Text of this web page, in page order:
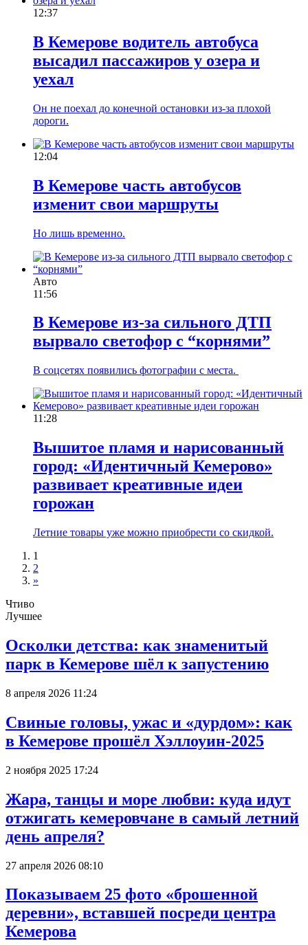
12:37
В Кемерове водитель автобуса
высадил пассажиров у озера и
уехал
Он не поехал до конечной остановки из-за плохой
дороги.
12:04
В Кемерове часть автобусов
изменит свои маршруты
Но лишь временно.
Авто
11:56
В Кемерове из-за сильного ДТП
вырвало светофор с “корнями”
В соцсетях появились фотографии с места.
11:28
Вышитое пламя и нарисованный
город: «Идентичный Кемерово»
развивает креативные идеи
горожан
Летние товары уже можно приобрести со скидкой.
1
2
»
Чтиво
Лучшее
Осколки детства: как знаменитый
парк в Кемерове шёл к запустению
8 апреля 2026 11:24
Свиные головы, ужас и «дурдом»: как
в Кемерове прошёл Хэллоуин-2025
2 ноября 2025 17:24
Жара, танцы и море любви: куда идут
отжигать кемеровчане в самый летний
день апреля?
27 апреля 2026 08:10
Показываем 25 фото «брошенной
деревни», вставшей посреди центра
Кемерова